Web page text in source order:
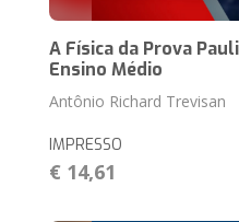
A Física da Prova
Ensino Médio
Antônio Richard Trevisan
IMPRESSO
€ 14,61